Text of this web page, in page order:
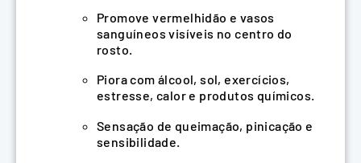
Promove vermelhidão e vasos
sanguíneos visíveis no centro do
rosto.
Piora com álcool, sol, exercícios,
estresse, calor e produtos químicos.
Sensação de queimação, pinicação e
sensibilidade.